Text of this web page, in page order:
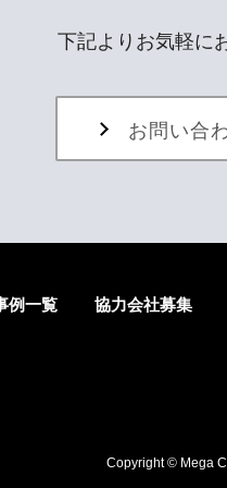
下記よりお気軽に
お問い合
例一覧 協力会社募集
Copyright © Mega